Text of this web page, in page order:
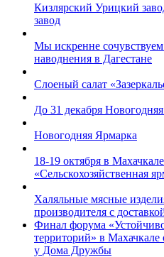
Кизлярский Урицкий
завод
Мы искренне
наводнения в Дагестане
Слоеный салат
До 31 декабря
Новогодняя Ярмарка
18-19 октября в
«Сельскохозяйственная
Халяльные мясные
производителя с
Финал форума
территорий» в
у Дома Дружбы